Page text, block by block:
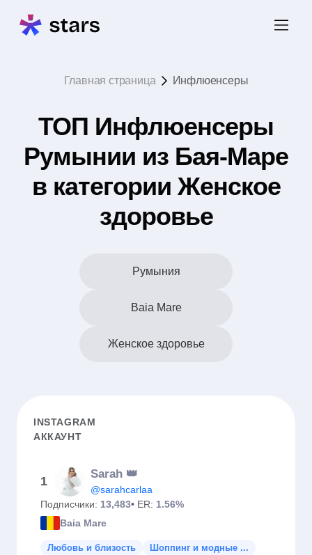
Главная страница Инфлюенсеры
ТОП Инфлюенсеры
Румынии из Бая-Маре
в категории Женское
здоровье
Румыния
Baia Mare
Женское здоровье
INSTAGRAM
АККАУНТ
1
Sarah 👑
@sarahcarlaa
Подписчики: 13,483• ER: 1.56%
Baia Mare
Любовь и близость
Шоппинг и модные ...